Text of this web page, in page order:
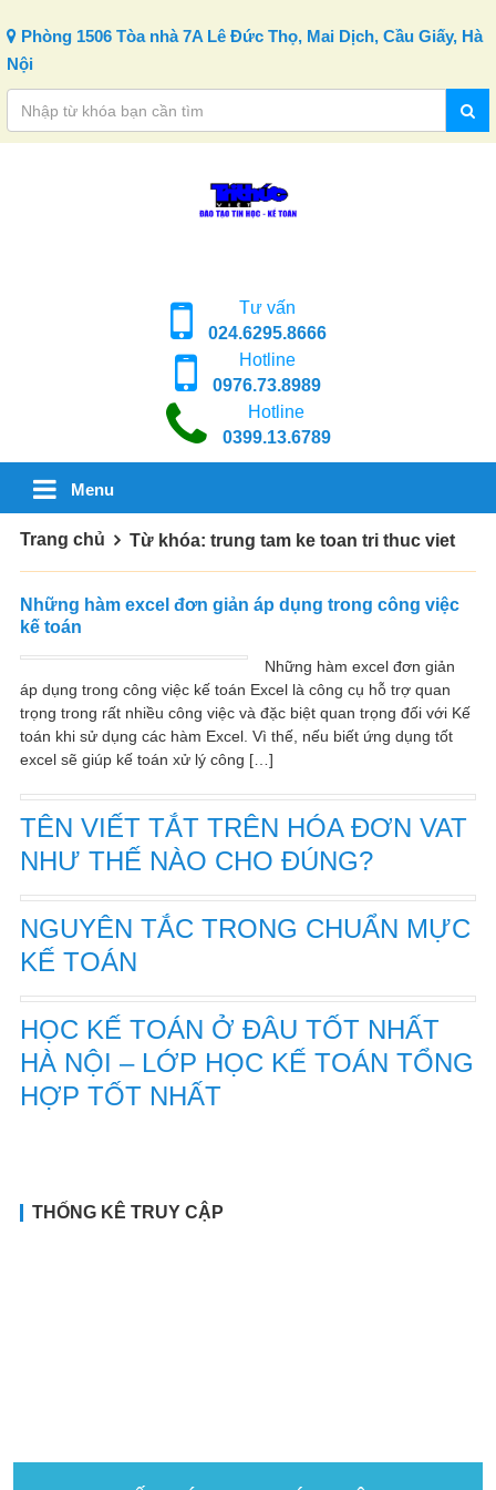
Phòng 1506 Tòa nhà 7A Lê Đức Thọ, Mai Dịch, Cầu Giấy, Hà
Nội
Tư vấn
024.6295.8666
Hotline
0976.73.8989
Hotline
0399.13.6789
Menu
Trang chủ Từ khóa: trung tam ke toan tri thuc viet
Những hàm excel đơn giản áp dụng trong công việc
kế toán
Những hàm excel đơn giản
áp dụng trong công việc kế toán Excel là công cụ hỗ trợ quan
trọng trong rất nhiều công việc và đặc biệt quan trọng đối với Kế
toán khi sử dụng các hàm Excel. Vì thế, nếu biết ứng dụng tốt
excel sẽ giúp kế toán xử lý công […]
TÊN VIẾT TẮT TRÊN HÓA ĐƠN VAT
NHƯ THẾ NÀO CHO ĐÚNG?
NGUYÊN TẮC TRONG CHUẨN MỰC
KẾ TOÁN
HỌC KẾ TOÁN Ở ĐÂU TỐT NHẤT
HÀ NỘI – LỚP HỌC KẾ TOÁN TỔNG
HỢP TỐT NHẤT
THỐNG KÊ TRUY CẬP